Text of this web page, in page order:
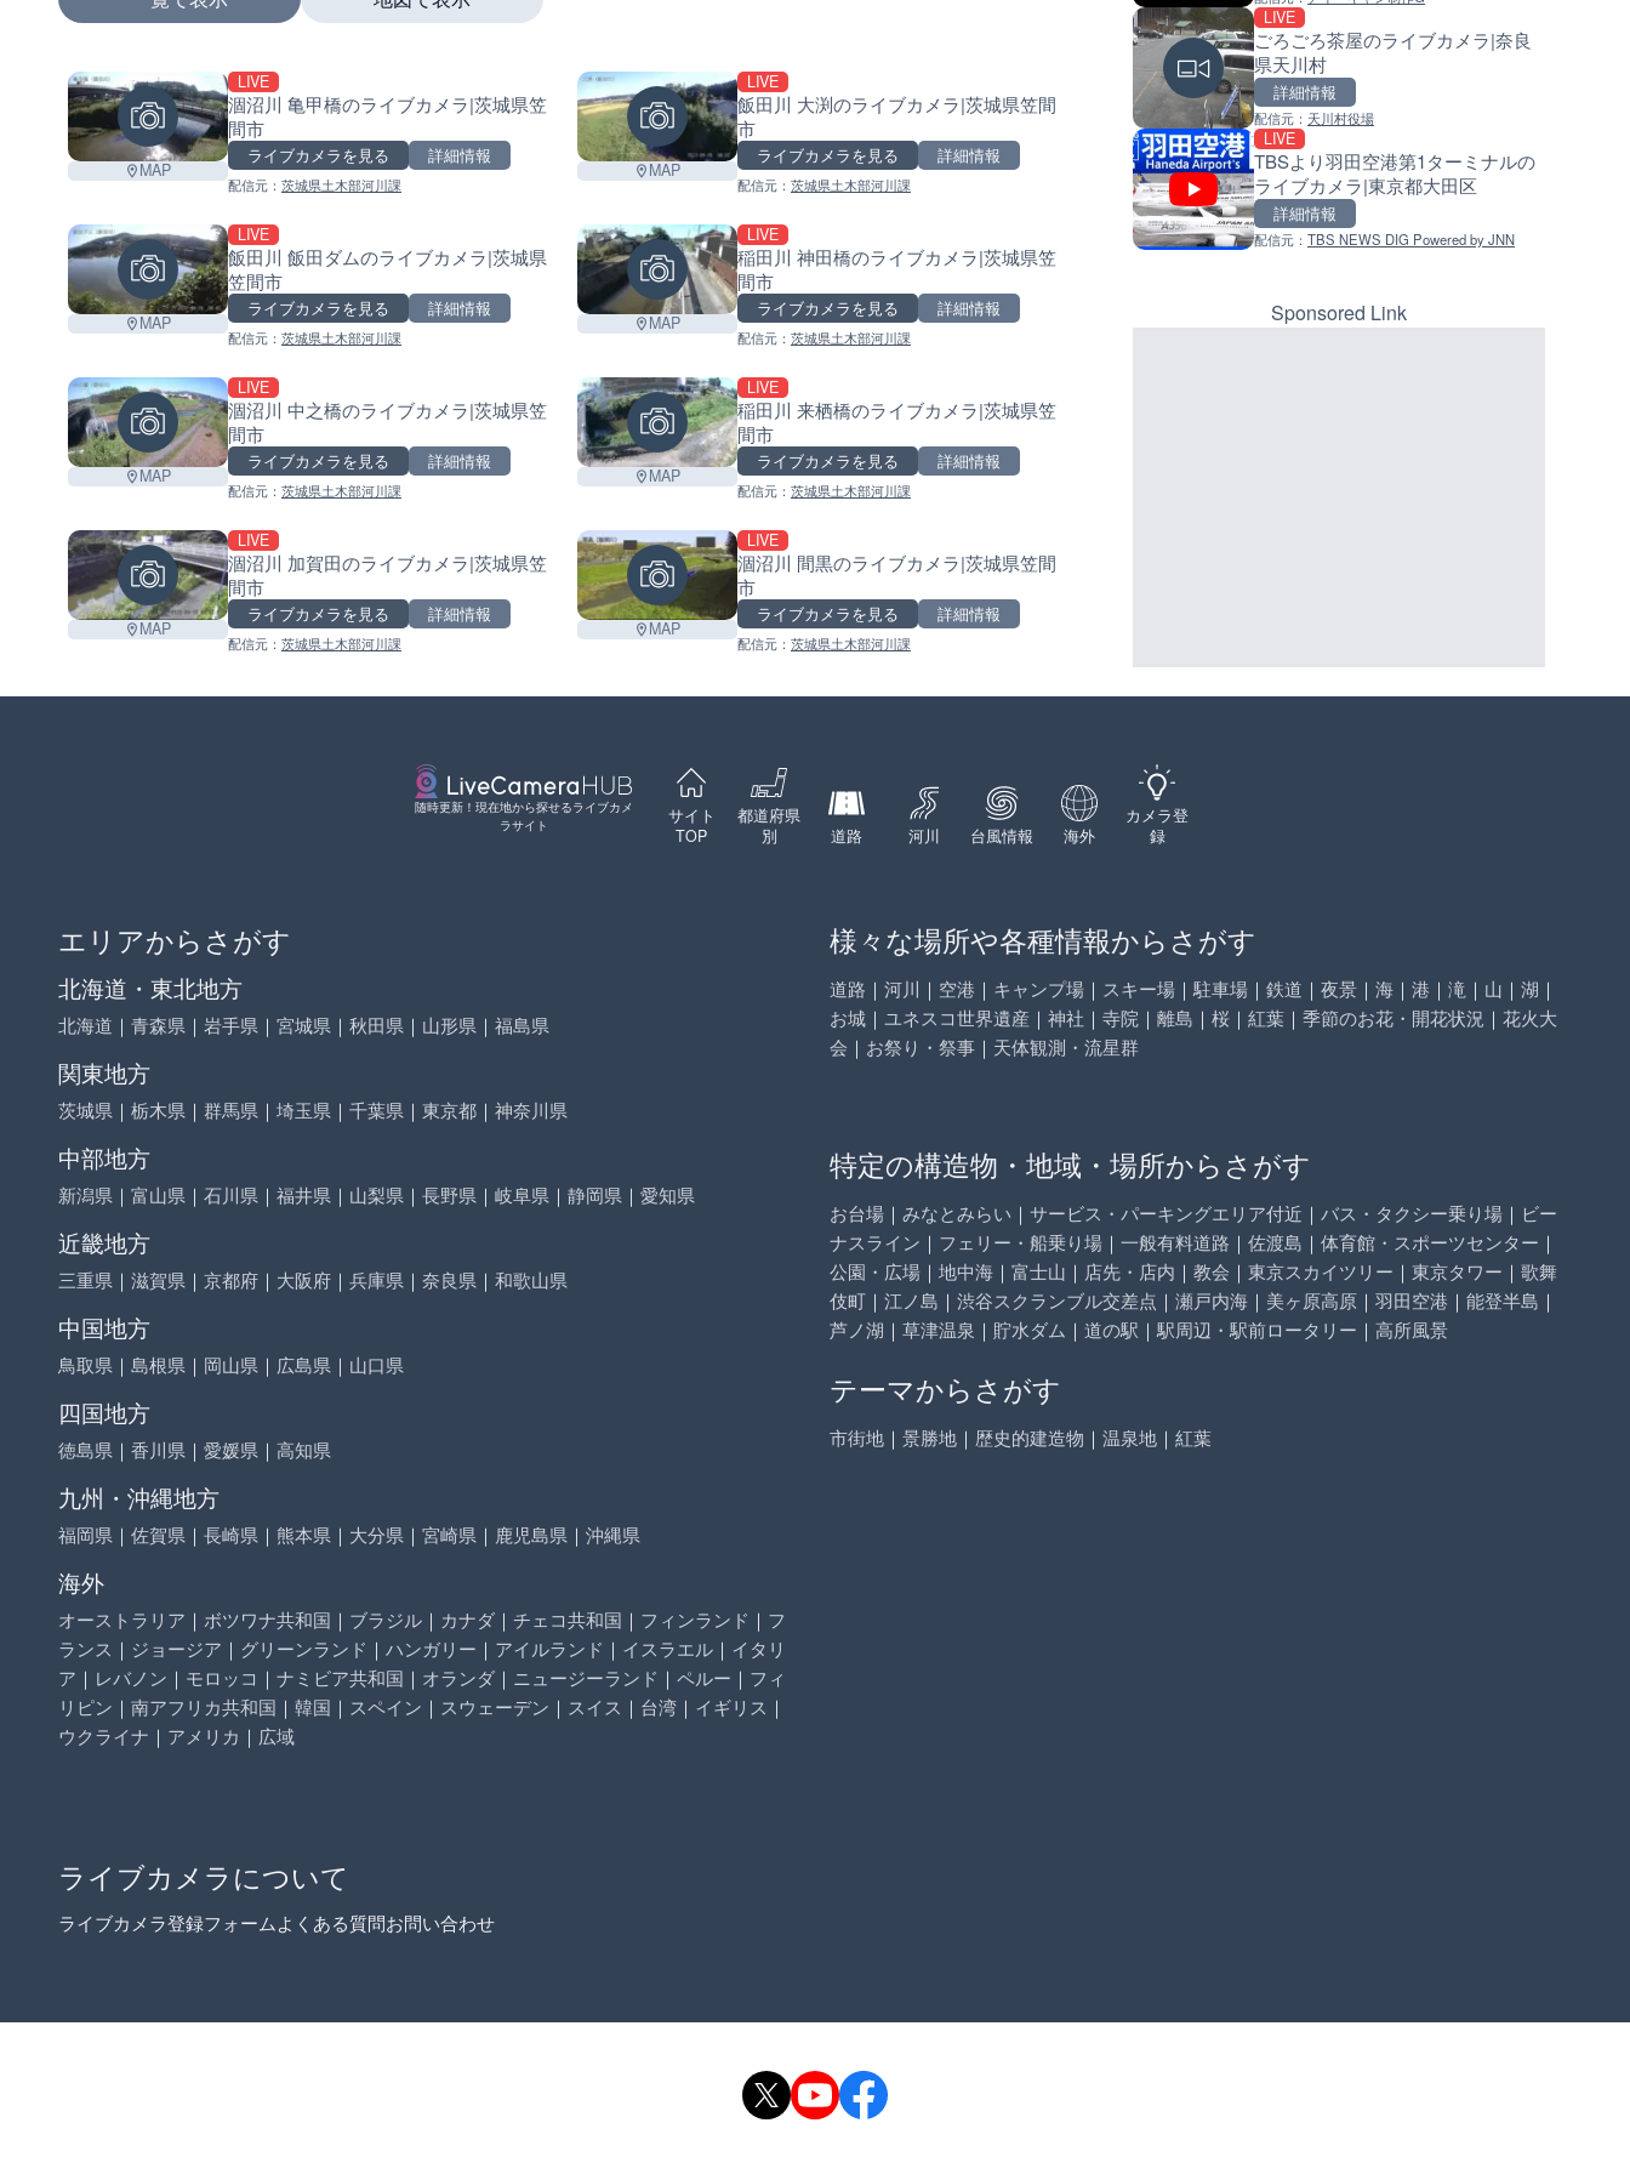
MAP
LIVE
涸沼川 亀甲橋のライブカメラ|茨城県笠
間市
ライブカメラを見る 詳細情報
配信元： 茨城県土木部河川課
MAP
LIVE
飯田川 大渕のライブカメラ|茨城県笠間
市
ライブカメラを見る 詳細情報
配信元： 茨城県土木部河川課
MAP
LIVE
飯田川 飯田ダムのライブカメラ|茨城県
笠間市
ライブカメラを見る 詳細情報
配信元： 茨城県土木部河川課
MAP
LIVE
稲田川 神田橋のライブカメラ|茨城県笠
間市
ライブカメラを見る 詳細情報
配信元： 茨城県土木部河川課
MAP
LIVE
涸沼川 中之橋のライブカメラ|茨城県笠
間市
ライブカメラを見る 詳細情報
配信元： 茨城県土木部河川課
MAP
LIVE
稲田川 来栖橋のライブカメラ|茨城県笠
間市
ライブカメラを見る 詳細情報
配信元： 茨城県土木部河川課
MAP
LIVE
涸沼川 加賀田のライブカメラ|茨城県笠
間市
ライブカメラを見る 詳細情報
配信元： 茨城県土木部河川課
MAP
LIVE
涸沼川 間黒のライブカメラ|茨城県笠間
市
ライブカメラを見る 詳細情報
配信元： 茨城県土木部河川課
+
−
マーカーをクリックするとラ
イブカメラの詳細が表示されま
LIVE
ごろごろ茶屋のライブカメラ|奈良
県天川村
詳細情報
配信元： 天川村役場
LIVE
TBSより羽田空港第1ターミナルの
ライブカメラ|東京都大田区
詳細情報
配信元： TBS NEWS DIG Powered by JNN
日本全国・緊急地震速報のラ
RBCより那覇空港のライブカ
沖縄県那覇市
配信元：【琉球放送】RBC NEWS
ラ|鹿児島県知名町
詳細情報
常呂川 鹿ノ子ダムのライブカ
天塩川 岩尾内ダムのライブカ
北海道士別市
配信元：国土交通省 北海道開発局
ラ|東京都品川区
詳細情報
Sponsored Link
随時更新！現在地から探せるライブカメ
ラサイト
サイト
TOP
都道府県
別
道路 河川 台風情報 海外
カメラ登
録
エリアからさがす
北海道・東北地方
北海道 ｜ 青森県 ｜ 岩手県 ｜ 宮城県 ｜ 秋田県 ｜ 山形県 ｜ 福島県
関東地方
茨城県 ｜ 栃木県 ｜ 群馬県 ｜ 埼玉県 ｜ 千葉県 ｜ 東京都 ｜ 神奈川県
中部地方
新潟県 ｜ 富山県 ｜ 石川県 ｜ 福井県 ｜ 山梨県 ｜ 長野県 ｜ 岐阜県 ｜ 静岡県 ｜ 愛知県
近畿地方
三重県 ｜ 滋賀県 ｜ 京都府 ｜ 大阪府 ｜ 兵庫県 ｜ 奈良県 ｜ 和歌山県
中国地方
鳥取県 ｜ 島根県 ｜ 岡山県 ｜ 広島県 ｜ 山口県
四国地方
徳島県 ｜ 香川県 ｜ 愛媛県 ｜ 高知県
九州・沖縄地方
福岡県 ｜ 佐賀県 ｜ 長崎県 ｜ 熊本県 ｜ 大分県 ｜ 宮崎県 ｜ 鹿児島県 ｜ 沖縄県
海外
オーストラリア ｜ ボツワナ共和国 ｜ ブラジル ｜ カナダ ｜ チェコ共和国 ｜ フィンランド ｜ フ
ランス ｜ ジョージア ｜ グリーンランド ｜ ハンガリー ｜ アイルランド ｜ イスラエル ｜ イタリ
ア ｜ レバノン ｜ モロッコ ｜ ナミビア共和国 ｜ オランダ ｜ ニュージーランド ｜ ペルー ｜ フィ
リピン ｜ 南アフリカ共和国 ｜ 韓国 ｜ スペイン ｜ スウェーデン ｜ スイス ｜ 台湾 ｜ イギリス ｜
ウクライナ ｜ アメリカ ｜ 広域
様々な場所や各種情報からさがす
道路 ｜ 河川 ｜ 空港 ｜ キャンプ場 ｜ スキー場 ｜ 駐車場 ｜ 鉄道 ｜ 夜景 ｜ 海 ｜ 港 ｜ 滝 ｜ 山 ｜ 湖 ｜
お城 ｜ ユネスコ世界遺産 ｜ 神社 ｜ 寺院 ｜ 離島 ｜ 桜 ｜ 紅葉 ｜ 季節のお花・開花状況 ｜ 花火大
会 ｜ お祭り・祭事 ｜ 天体観測・流星群
特定の構造物・地域・場所からさがす
お台場 ｜ みなとみらい ｜ サービス・パーキングエリア付近 ｜ バス・タクシー乗り場 ｜ ビー
ナスライン ｜ フェリー・船乗り場 ｜ 一般有料道路 ｜ 佐渡島 ｜ 体育館・スポーツセンター ｜
公園・広場 ｜ 地中海 ｜ 富士山 ｜ 店先・店内 ｜ 教会 ｜ 東京スカイツリー ｜ 東京タワー ｜ 歌舞
伎町 ｜ 江ノ島 ｜ 渋谷スクランブル交差点 ｜ 瀬戸内海 ｜ 美ヶ原高原 ｜ 羽田空港 ｜ 能登半島 ｜
芦ノ湖 ｜ 草津温泉 ｜ 貯水ダム ｜ 道の駅 ｜ 駅周辺・駅前ロータリー ｜ 高所風景
テーマからさがす
市街地 ｜ 景勝地 ｜ 歴史的建造物 ｜ 温泉地 ｜ 紅葉
ライブカメラについて
ライブカメラ登録フォームよくある質問お問い合わせ